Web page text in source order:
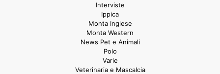
Interviste
Ippica
Monta Inglese
Monta Western
News Pet e Animali
Polo
Varie
Veterinaria e Mascalcia